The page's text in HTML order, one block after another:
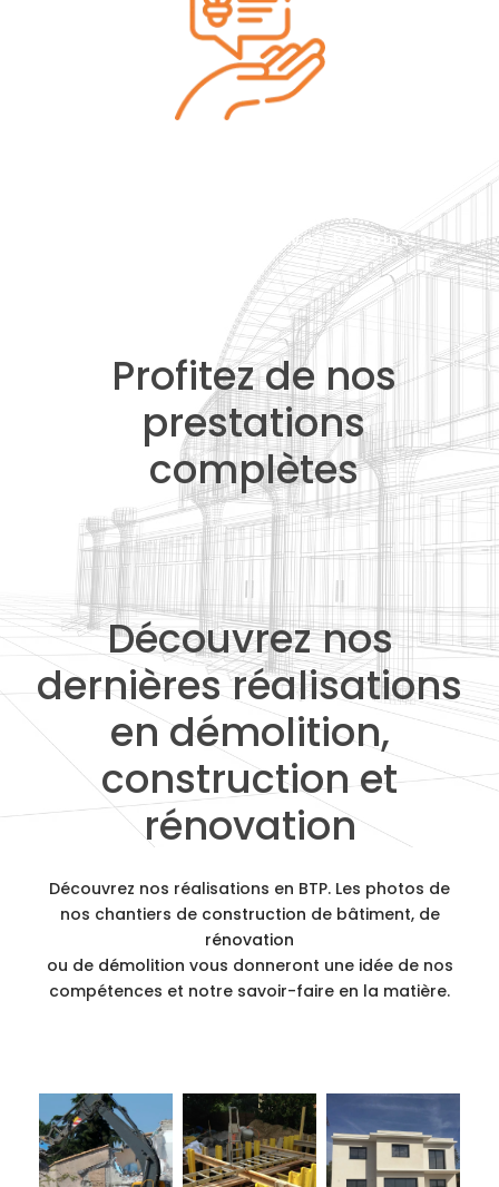
Accompagnement sur-mesure et
conseils adaptés à vos besoins
Profitez de nos
prestations
complètes
Découvrez nos
dernières réalisations
en démolition,
construction et
rénovation
Découvrez nos réalisations en BTP. Les photos de
nos chantiers de construction de bâtiment, de
rénovation
ou de démolition vous donneront une idée de nos
compétences et notre savoir-faire en la matière.